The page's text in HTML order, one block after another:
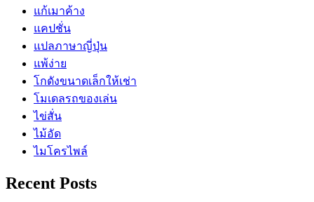
แก้เมาค้าง
แคปชั่น
แปลภาษาญี่ปุ่น
แพ้ง่าย
โกดังขนาดเล็กให้เช่า
โมเดลรถของเล่น
ไข่สั่น
ไม้อัด
ไมโครไพล์
Recent Posts